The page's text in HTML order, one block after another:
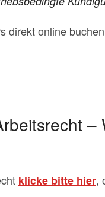
direkt online
–
klicke bitte hier,